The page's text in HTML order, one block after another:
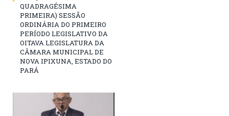
QUADRAGÉSIMA
PRIMEIRA) SESSÃO
ORDINÁRIA DO PRIMEIRO
PERÍODO LEGISLATIVO DA
OITAVA LEGISLATURA DA
CÂMARA MUNICIPAL DE
NOVA IPIXUNA, ESTADO DO
PARÁ